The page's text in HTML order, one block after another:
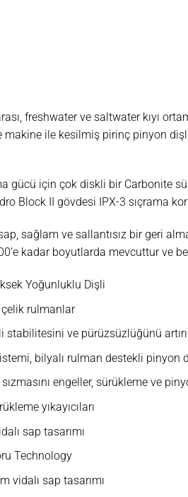
freshwater ve saltwater kıyı
ile kesilmiş pirinç pinyon
gücü için çok diskli bir Carbonite
Block II gövdesi IPX-3 sıçrama
sağlam ve sallantısız bir geri
kadar boyutlarda mevcuttur ve
Yoğunluklu Dişli
rulmanlar
stabilitesini ve pürüzsüzlüğünü
bilyalı rulman destekli pinyon
engeller, sürükleme ve
yıkayıcıları
sap tasarımı
Technology
vidalı sap tasarımı